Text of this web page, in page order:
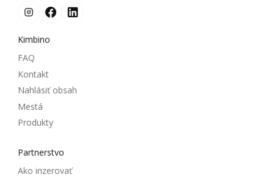
Kimbino
FAQ
Kontakt
Nahlásiť obsah
Mestá
Produkty
Partnerstvo
Ako inzerovať